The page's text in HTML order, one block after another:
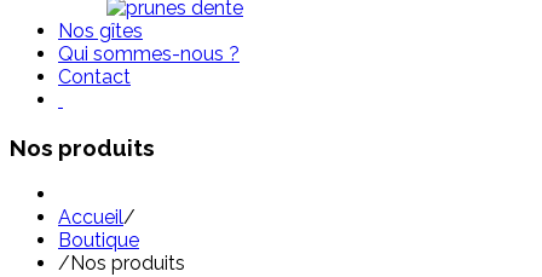
Nos gîtes
Qui sommes-nous ?
Contact
Nos produits
Accueil/
Boutique
/ Nos produits